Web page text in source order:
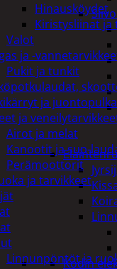
Kodin
Hinausköydet
Kiristysliinat ja
Valot
ja -
Pukit ja tunkit
ja
ja
Airot ja melat
Kanootit ja sup-
Perämoottorit
ja tarvikkeet
Linnunpöntöt ja